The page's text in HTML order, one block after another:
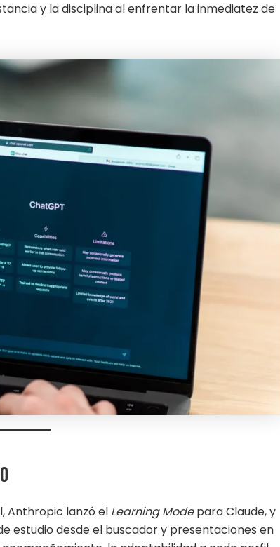
y la disciplina al enfrentar la inmediatez de
Anthropic lanzó el Learning Modepara Claude, y
estudio desde el buscador y presentaciones en